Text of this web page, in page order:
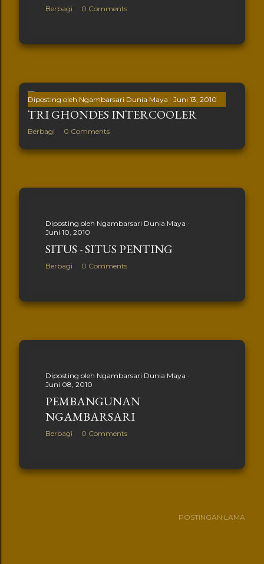
Berbagi 0 Comments
Diposting oleh Ngambarsari Dunia Maya Juni 13, 2010
TRI GHONDES INTERCOOLER
Berbagi 0 Comments
Diposting oleh Ngambarsari Dunia Maya
Juni 10, 2010
SITUS - SITUS PENTING
Berbagi 0 Comments
Diposting oleh Ngambarsari Dunia Maya
Juni 08, 2010
PEMBANGUNAN
NGAMBARSARI
Berbagi 0 Comments
POSTINGAN LAMA